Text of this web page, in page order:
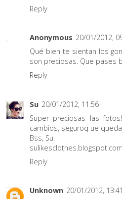
Reply
Anonymous 20/01/2012,
Qué bien te sientan los
son preciosas. Que pases
Reply
Su 20/01/2012, 11:56
Super preciosas las
cambios, seguroq ue
Bss, Su.
sulikesclothes.blogspot.com
Reply
Unknown 20/01/2012, 13:41